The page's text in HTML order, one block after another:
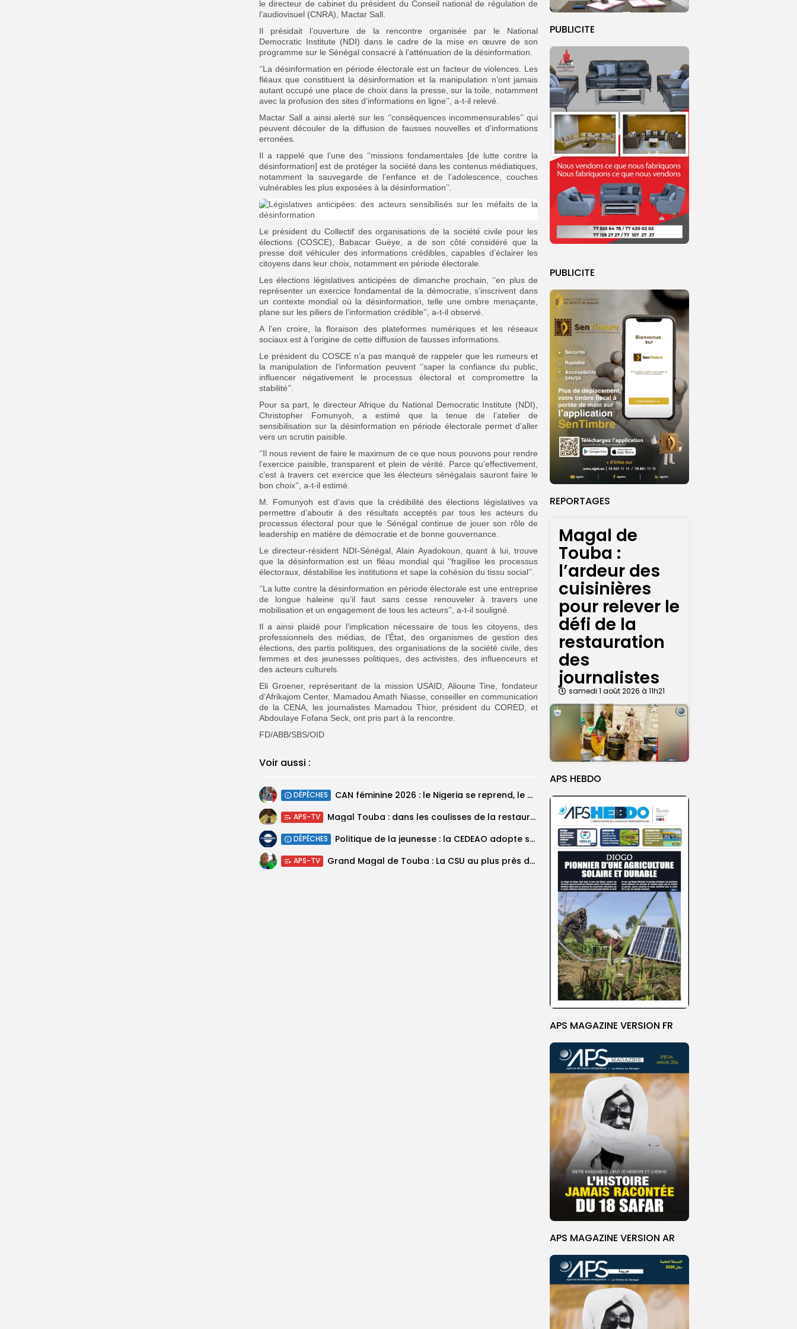
PUBLICITE
PUBLICITE
REPORTAGES
Magal de
Touba :
l’ardeur des
cuisinières
pour relever le
défi de la
restauration
des
journalistes
samedi 1 août 2026 à 11h21
APS HEBDO
APS MAGAZINE VERSION FR
APS MAGAZINE VERSION AR
le directeur de cabinet du président du Conseil national de régulation de
l’audiovisuel (CNRA), Mactar Sall.
Il présidait l’ouverture de la rencontre organisée par le National
Democratic Institute (NDI) dans le cadre de la mise en œuvre de son
programme sur le Sénégal consacré à l’atténuation de la désinformation.
‘’La désinformation en période électorale est un facteur de violences. Les
fléaux que constituent la désinformation et la manipulation n’ont jamais
autant occupé une place de choix dans la presse, sur la toile, notamment
avec la profusion des sites d’informations en ligne’’, a-t-il relevé.
Mactar Sall a ainsi alerté sur les ‘’conséquences incommensurables’’ qui
peuvent découler de la diffusion de fausses nouvelles et d’informations
erronées.
Il a rappelé que l’une des ‘’missions fondamentales [de lutte contre la
désinformation] est de protéger la société dans les contenus médiatiques,
notamment la sauvegarde de l’enfance et de l’adolescence, couches
vulnérables les plus exposées à la désinformation’’.
Le président du Collectif des organisations de la société civile pour les
élections (COSCE), Babacar Guèye, a de son côté considéré que la
presse doit véhiculer des informations crédibles, capables d’éclairer les
citoyens dans leur choix, notamment en période électorale.
Les élections législatives anticipées de dimanche prochain, ‘’en plus de
représenter un exercice fondamental de la démocratie, s’inscrivent dans
un contexte mondial où la désinformation, telle une ombre menaçante,
plane sur les piliers de l’information crédible’’, a-t-il observé.
A l’en croire, la floraison des plateformes numériques et les réseaux
sociaux est à l’origine de cette diffusion de fausses informations.
Le président du COSCE n’a pas manqué de rappeler que les rumeurs et
la manipulation de l’information peuvent ‘’saper la confiance du public,
influencer négativement le processus électoral et compromettre la
stabilité’’.
Pour sa part, le directeur Afrique du National Democratic Institute (NDI),
Christopher Fomunyoh, a estimé que la tenue de l’atelier de
sensibilisation sur la désinformation en période électorale permet d’aller
vers un scrutin paisible.
‘’Il nous revient de faire le maximum de ce que nous pouvons pour rendre
l’exercice paisible, transparent et plein de vérité. Parce qu’effectivement,
c’est à travers cet exercice que les électeurs sénégalais sauront faire le
bon choix’’, a-t-il estimé.
M. Fomunyoh est d’avis que la crédibilité des élections législatives va
permettre d’aboutir à des résultats acceptés par tous les acteurs du
processus électoral pour que le Sénégal continue de jouer son rôle de
leadership en matière de démocratie et de bonne gouvernance.
Le directeur-résident NDI-Sénégal, Alain Ayadokoun, quant à lui, trouve
que la désinformation est un fléau mondial qui ‘’fragilise les processus
électoraux, déstabilise les institutions et sape la cohésion du tissu social’’.
‘’La lutte contre la désinformation en période électorale est une entreprise
de longue haleine qu’il faut sans cesse renouveler à travers une
mobilisation et un engagement de tous les acteurs’’, a-t-il souligné.
Il a ainsi plaidé pour l’implication nécessaire de tous les citoyens, des
professionnels des médias, de l’État, des organismes de gestion des
élections, des partis politiques, des organisations de la société civile, des
femmes et des jeunesses politiques, des activistes, des influenceurs et
des acteurs culturels.
Eli Groener, représentant de la mission USAID, Alioune Tine, fondateur
d’Afrikajom Center, Mamadou Amath Niasse, conseiller en communication
de la CENA, les journalistes Mamadou Thior, président du CORED, et
Abdoulaye Fofana Seck, ont pris part à la rencontre.
FD/ABB/SBS/OID
Voir aussi :
DÉPÊCHES ‎CAN féminine 2026 : le Nigeria se reprend, le Malawi surprend encore...
APS-TV Magal Touba : dans les coulisses de la restauration de la presse...
DÉPÊCHES Politique de la jeunesse : la CEDEAO adopte son plan d’actions stratégiques...
APS-TV Grand Magal de Touba : La CSU au plus près des pèlerins